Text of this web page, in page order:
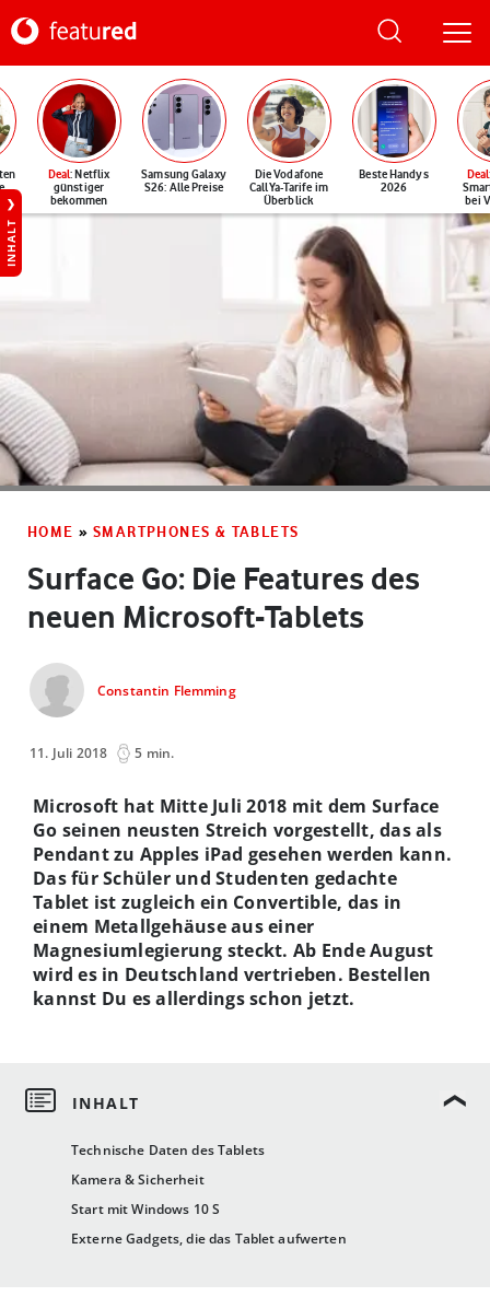
Deal: Netflix
günstiger
bekommen
Samsung Galaxy
S26: Alle Preise
Die Vodafone
CallYa-Tarife im
Überblick
Beste Handys
2026
Deal
bei
INHALT
HOME » SMARTPHONES & TABLETS
Surface Go: Die Features des
neuen Microsoft-Tablets
Constantin Flemming
11. Juli 2018 5 min.
Technische Daten des Tablets
Kamera & Sicherheit
Start mit Windows 10 S
Externe Gadgets, die das Tablet aufwerten
Microsoft hat Mitte Juli 2018 mit dem Surface
Go seinen neusten Streich vorgestellt, das als
Pendant zu Apples iPad gesehen werden kann.
Das für Schüler und Studenten gedachte
Tablet ist zugleich ein Convertible, das in
einem Metallgehäuse aus einer
Magnesiumlegierung steckt. Ab Ende August
wird es in Deutschland vertrieben. Bestellen
kannst Du es allerdings schon jetzt.